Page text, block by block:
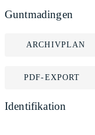
Guntmadingen
ARCHIVPLAN
PDF-EXPORT
Identifikation